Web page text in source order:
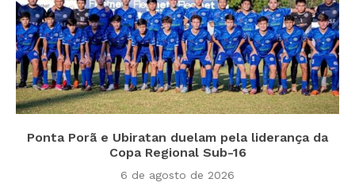
Ponta Porã e Ubiratan duelam pela liderança da
Copa Regional Sub-16
6 de agosto de 2026